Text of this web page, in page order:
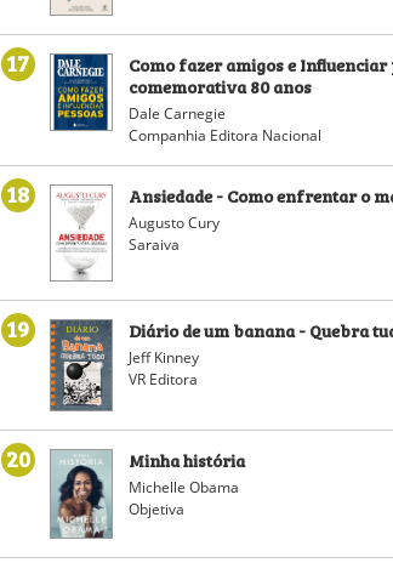
17
Como fazer amigos e Influenciar
comemorativa 80 anos
Dale Carnegie
Companhia Editora Nacional
18 Ansiedade - Como enfrentar o
Augusto Cury
Saraiva
19 Diário de um banana - Quebra
Jeff Kinney
VR Editora
20 Minha história
Michelle Obama
Objetiva